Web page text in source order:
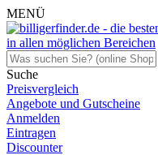
MENÜ
Suche
Preisvergleich
Angebote und Gutscheine
Anmelden
Eintragen
Discounter